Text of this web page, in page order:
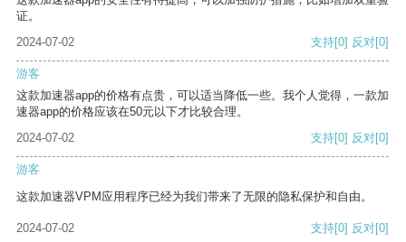
证。
2024-07-02
支持[0] 反对[0]
游客
这款加速器app的价格有点贵，可以适当降低一些。我个人觉得，一款加
速器app的价格应该在50元以下才比较合理。
2024-07-02
支持[0] 反对[0]
游客
这款加速器VPM应用程序已经为我们带来了无限的隐私保护和自由。
2024-07-02 支持[0] 反对[0]